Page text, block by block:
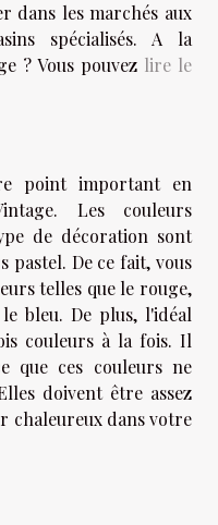
dans les marchés aux
spécialisés. A la
? Vous pouvez lire le
point important en
Les couleurs
de décoration sont
pastel. De ce fait, vous
telles que le rouge,
bleu. De plus, l'idéal
couleurs à la fois. Il
que ces couleurs ne
doivent être assez
chaleureux dans votre